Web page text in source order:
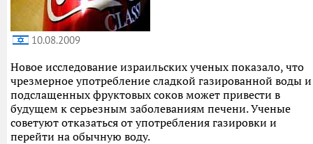
10.08.2009
Новое исследование израильских ученых показало, что
чрезмерное употребление сладкой газированной воды и
подслащенных фруктовых соков может привести в
будущем к серьезным заболеваниям печени. Ученые
советуют отказаться от употребления газировки и
перейти на обычную воду.